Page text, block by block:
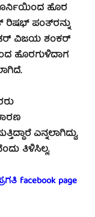
ಹೊರ
ಪಂತ್‌ರನ್ನು
ವಿಜಯ ಶಂಕರ್
ಹೊರಗುಳಿದಾಗ
ಎನ್ನಲಾಗಿದ್ದು,
ತಿಳಿಸಿಲ್ಲ.
facebookpage